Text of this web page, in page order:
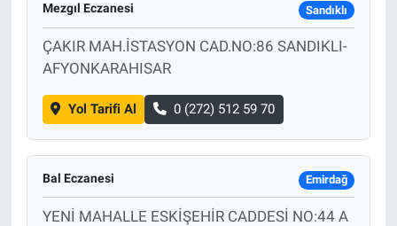
Mezgıl Eczanesi Sandıklı
ÇAKIR MAH.İSTASYON CAD.NO:86 SANDIKLI-
AFYONKARAHISAR
Yol Tarifi Al 0 (272) 512 59 70
Bal Eczanesi Emirdağ
YENİ MAHALLE ESKİŞEHİR CADDESİ NO:44 A